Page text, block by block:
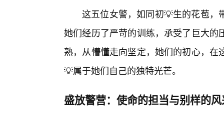
这五位女警，如同初💡生的花苞，
她们经历了严苛的训练，承受了巨大
熟，从懵懂走向坚定，她们的初心，
💡属于她们自己的独特光芒。
盛放警营：使命的担当与别样的